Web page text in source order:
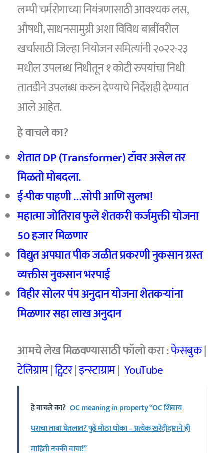
लम्पी चर्मरोगाच्या नियंत्रणासाठी आवश्यक लस,
औषधी, साधनसामुग्री अशा विविध बाबींवरील
खर्चासाठी जिल्हा नियोजन समित्यांनी २०२२-२३
मधील उपलब्ध निधीतून १ कोटी रुपयांचा निधी
तातडीने उपलब्ध करुन देण्याचे निर्देशही देण्यात
आले आहेत.
हे वाचले का?
शेतात DP (Transformer) टॉवर असेल तर
मिळतो मोबदला.
ई-पीक पाहणी …सोपी आणि सुलभ!
महात्मा जोतिराव फुले शेतकरी कर्जमुक्ती योजना
50 हजार मिळणार
विद्युत अपघात पीक जळीत प्रकरणी नुकसान ग्रस्त
व्यक्तीस नुकसान भरपाई
विहीर सोलर पंप अनुदान योजना शेतकऱ्यांना
मिळणार सहा लाख अनुदान
आमचेलेख मिळवण्यासाठी फॉलो करा :फेसबुक|
टेलिग्राम|ट्विटर|इन्स्टाग्राम| YouTube
हे वाचले का? OC meaning in property “OC शिवाय
घराचा ताबा घेतलात? पुढे मोठा धोका – प्रत्येक खरेदीदाराने ही
माहिती नक्की वाचा!”